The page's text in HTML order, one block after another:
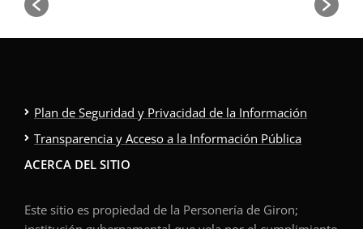
Plan de Seguridad y Privacidad de la Información
Transparencia y Acceso a la Información Pública
ACERCA DEL SITIO
Este sitio es propiedad de la Personería de Giron;